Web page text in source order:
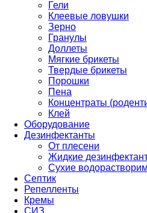
Гели
Клеевые ловушки
Зерно
Гранулы
Доллеты
Мягкие брикеты
Твердые брикеты
Порошки
Пена
Концентраты
Клей
Оборудование
Дезинфектанты
От плесени
Жидкие
Сухие
Септик
Репелленты
Кремы
СИЗ